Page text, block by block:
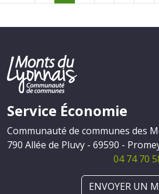
Service Économie
Communauté de communes des
790 Allée de Pluvy - 69590 -
04 74 70
ENVOYER UN